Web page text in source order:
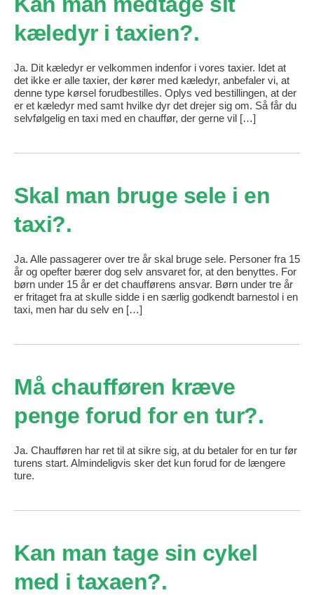
kæledyr i taxien?
Ja. Dit kæledyr er velkommen indenfor i vores taxier. Idet at
det ikke er alle taxier, der kører med kæledyr, anbefaler vi, at
denne type kørsel forudbestilles. Oplys ved bestillingen, at der
er et kæledyr med samt hvilke dyr det drejer sig om. Så får du
selvfølgelig en taxi med en chauffør, der gerne vil […]
Skal man bruge sele i en
taxi?
Ja. Alle passagerer over tre år skal bruge sele. Personer fra 15
år og opefter bærer dog selv ansvaret for, at den benyttes. For
børn under 15 år er det chaufførens ansvar. Børn under tre år
er fritaget fra at skulle sidde i en særlig godkendt barnestol i en
taxi, men har du selv en […]
Må chaufføren kræve
penge forud for en tur?
Ja. Chaufføren har ret til at sikre sig, at du betaler for en tur før
turens start. Almindeligvis sker det kun forud for de længere
ture.
Kan man tage sin cykel
med i taxaen?